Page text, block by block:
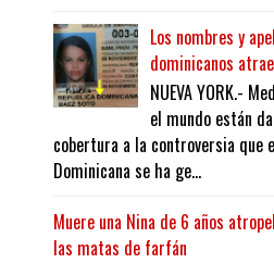
Los nombres y
dominicanos
NUEVA YORK.-
el mundo están
cobertura a la controversia que
Dominicana se ha ge...
Muere una Nina de 6 años
las matas de farfán